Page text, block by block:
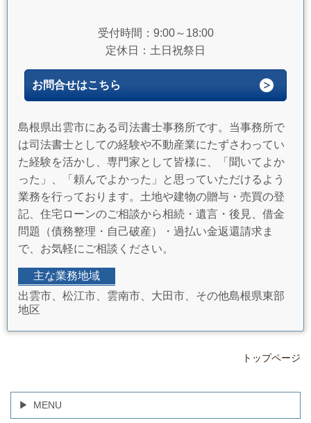
受付時間：9:00～18:00
定休日：土日祝祭日
お問合せはこちら
島根県出雲市にある司法書士事務所です。当事務所で
は司法書士としての経験や不動産業にたずさわってい
た経験を活かし、専門家として皆様に、「聞いてよか
った」、「頼んでよかった」と思っていただけるよう
業務を行っております。土地や建物の贈与・売買の登
記、住宅ローンのご相談から相続・遺言・後見、借金
問題（債務整理・自己破産）・過払い金返還請求ま
で、お気軽にご相談ください。
主な業務地域
出雲市、松江市、雲南市、大田市、その他島根県東部
地区
トップページ
MENU